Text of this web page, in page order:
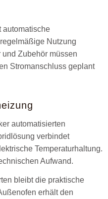
automatische
Nutzung
Zubehör müssen
Stromanschluss geplant
automatisierten
verbindet
Temperaturhaltung.
Aufwand.
bleibt die praktische
erhält den